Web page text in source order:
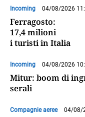
Incoming 04/08/2026
Ferragosto:
17,4 milioni
i turisti in Italia
Incoming 04/08/2026
Mitur: boom di
serali
Compagnie aeree 04/08/